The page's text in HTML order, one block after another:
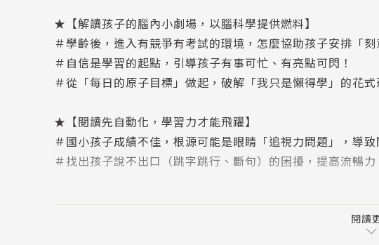
★【解讀孩子的腦內小劇場，以腦科學提供燃料】
＃學齡後，進入有競爭有考試的環境，怎麼協助孩子安排「
＃自信是學習的起點，引導孩子有事可忙、有亮點可閃！
＃從「每日的原子目標」做起，破解「我只是懶得學」的花式
★【閱讀先自動化，學習力才能飛躍】
＃國小孩子成績不佳，根源可能是眼睛「追視力問題」，導致
＃找出孩子說不出口（跳字跳行、斷句）的困擾，提高流暢力
＃迎接小學低、中、高年級，要面對哪些關卡？上小一前可先
＃要上國中的暑假，無論有沒有補習，都可來個「國文數學的
閱讀